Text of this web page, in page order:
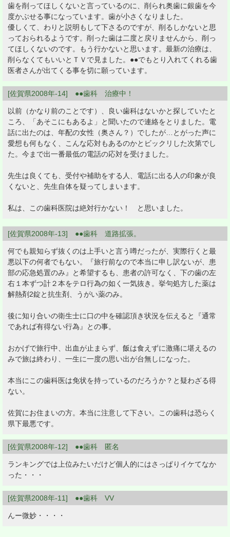
歯を削ってほしくないと言っているのに、削られ奥歯に銀歯を今
度かぶせる事になっています。歯が小さくなりました。
優しくて、わりと説明もして下さるのですが、削るしかないと思
っておられるようです。削った歯は二度と戻りませんから、削っ
てほしくないのです。もう行かないと思います。最新の治療は、
削らなくてもいいとＴＶで見ました。●●でもとり入れてくれる歯
医者さんが出てくる事を切に願っています。
[佐賀県2008年-14] ●●歯科 治療中！
以前（かなり前のことです）、良い歯科はないかと探していたと
ころ、「あそこにもあるよ」と聞いたので連絡をとりました。電
話に出たのは、年配の女性（奥さん？）でしたが…とがった声に
愛想も何もなく、こんな応対もあるのかとビックリした次第でし
た。今まで出一番最低の電話の応対を受けました。
先生は良くても、受付や補助をする人、電話に出る人の印象が良
くないと、先生自体を疑ってしまいます。
私は、この歯科医院は絶対行かない！ と思いました。
[佐賀県2008年-13] ●●歯科 道路拡張。
何でも親知らず抜くのは上手いと言う噂だったが、実際行くと最
悪以下の何者でもない。『旅行前なので本当に申し訳ないが、患
部の応急処置のみ』と希望するも、患者の許可なく、下の歯の左
右１本ずつ計２本をテロ行為の如く一気抜き。挙句処方した薬は
解熱剤2錠と抗生剤、うがい薬のみ。
後に知り合いの衛生士に口の中を確認頂き状況を伝えると『通常
であれば有得ない行為』との事。
おかげで旅行中、出血が止まらず、飯は食えずに激痛に堪えるの
みで旅は終わり、一生に一度の思い出が台無しになった。
本当にこの歯科医は免状を持っているのだろうか？と疑わざる得
ない。
佐賀にお住まいの方。本当に注意して下さい。この歯科は恐らく
県下最悪です。
[佐賀県2008年-12] ●●歯科 匿名
ランキングでは上位みたいだけど個人的にはさっぱりイケてなか
った・・・
[佐賀県2008年-11] ●●歯科 VV
んー微妙・・・・